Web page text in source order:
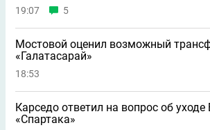
19:07 5
Мостовой оценил возможный
«Галатасарай»
18:53
Карседо ответил на вопрос об уходе
«Спартака»